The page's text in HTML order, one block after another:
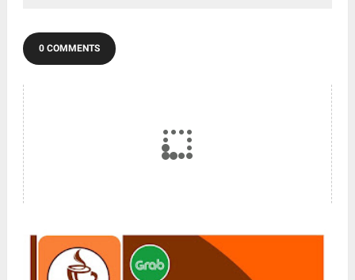
0 COMMENTS